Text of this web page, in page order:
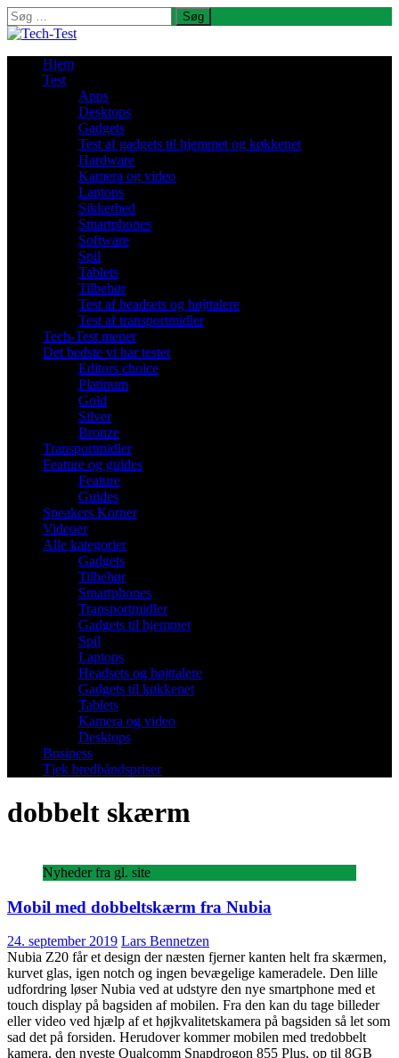
Søg
efter:
Hjem
Test
Apps
Desktops
Gadgets
Test af gadgets til hjemmet og køkkenet
Hardware
Kamera og video
Laptops
Sikkerhed
Smartphones
Software
Spil
Tablets
Tilbehør
Test af headsets og højttalere
Test af transportmidler
Tech-Test mener
Det bedste vi har testet
Editors choice
Platinum
Gold
Silver
Bronze
Transportmidler
Feature og guides
Feature
Guides
Speakers Korner
Videoer
Alle kategorier
Gadgets
Tilbehør
Smartphones
Transportmidler
Gadgets til hjemmet
Spil
Laptops
Headsets og højttalere
Gadgets til køkkenet
Tablets
Kamera og video
Desktops
Business
Tjek bredbåndspriser
dobbelt skærm
Nyheder fra gl. site
Mobil med dobbeltskærm fra Nubia
24. september 2019 Lars Bennetzen
Nubia Z20 får et design der næsten fjerner kanten helt fra skærmen,
kurvet glas, igen notch og ingen bevægelige kameradele. Den lille
udfordring løser Nubia ved at udstyre den nye smartphone med et
touch display på bagsiden af mobilen. Fra den kan du tage billeder
eller video ved hjælp af et højkvalitetskamera på bagsiden så let som
sad det på forsiden. Herudover kommer mobilen med tredobbelt
kamera, den nyeste Qualcomm Snapdrogon 855 Plus, op til 8GB